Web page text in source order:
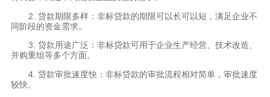
2. 贷款期限多样：非标贷款的期限可以长可以短，满足企业不
同阶段的资金需求。
3. 贷款用途广泛：非标贷款可用于企业生产经营、技术改造、
并购重组等多个方面。
4. 贷款审批速度快：非标贷款的审批流程相对简单，审批速度
较快。